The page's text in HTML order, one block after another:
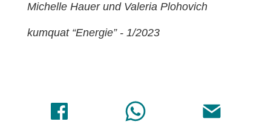
Michelle Hauer und Valeria Plohovich
kumquat “Energie” - 1/2023